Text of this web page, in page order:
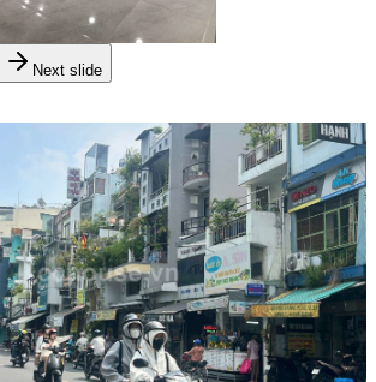
Next slide